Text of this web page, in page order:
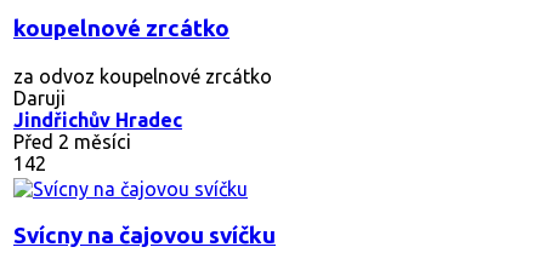
koupelnové zrcátko
za odvoz koupelnové zrcátko
Daruji
Jindřichův Hradec
Před 2 měsíci
142
Svícny na čajovou svíčku